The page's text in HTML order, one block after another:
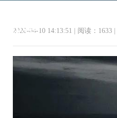
2020-04-10 14:13:51 阅读：1633